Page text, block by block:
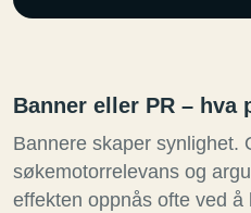
Banner eller PR – hva
Bannere skaper synlighet.
søkemotorrelevans og
effekten oppnås ofte ved å